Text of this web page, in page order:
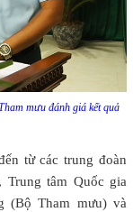
mưu đánh giá kết quả
từ các trung đoàn
Trung tâm Quốc gia
(Bộ Tham mưu) và